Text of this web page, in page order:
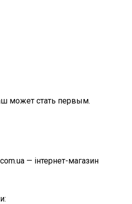
может стать первым.
— інтернет-магазин